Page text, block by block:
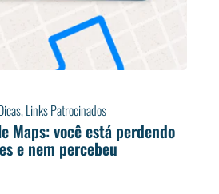
,Links Patrocinados
Maps: você está perdendo
e nem percebeu